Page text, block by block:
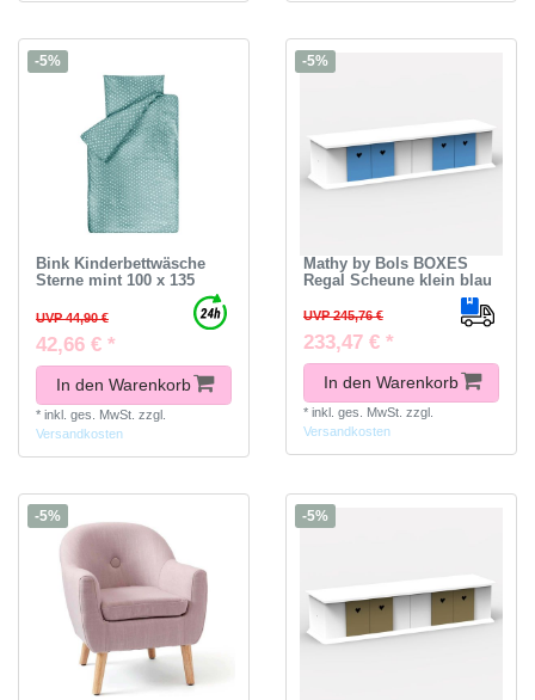
-5%
Bink Kinderbettwäsche
Sterne mint 100 x 135
UVP 44,90 €
42,66 € *
In den Warenkorb
* inkl. ges. MwSt. zzgl.
Versandkosten
-5%
Mathy by Bols BOXES
Regal Scheune klein blau
UVP 245,76 €
233,47 € *
In den Warenkorb
* inkl. ges. MwSt. zzgl.
Versandkosten
-5% -5%